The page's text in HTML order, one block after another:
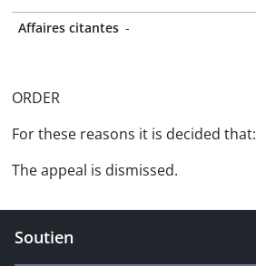
Affaires citantes -
ORDER
For these reasons it is decided that:
The appeal is dismissed.
Soutien